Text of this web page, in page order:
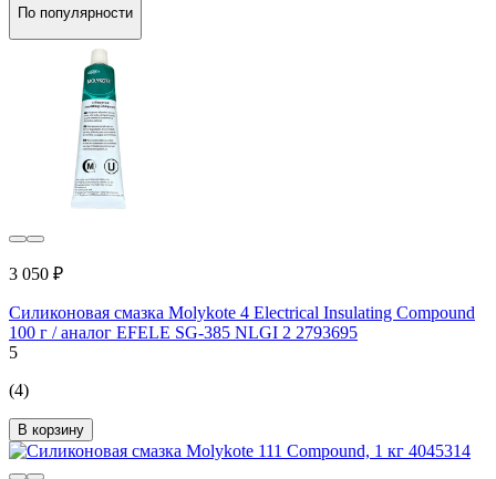
По популярности
3 050 ₽
Силиконовая смазка Molykote 4 Electrical Insulating Compound
100 г / аналог EFELE SG-385 NLGI 2 2793695
5
(4)
В корзину